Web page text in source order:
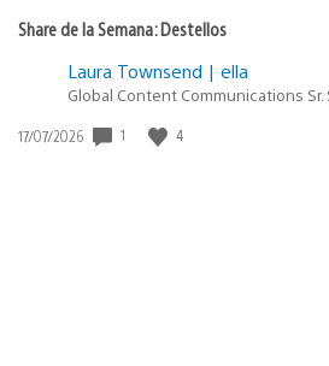
Share de la Semana: Destellos
Laura Townsend | ella
Global Content Communications Sr.
Fecha
17/07/2026 1 4